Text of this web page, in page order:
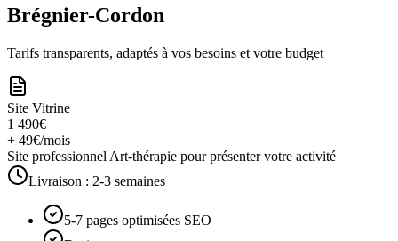
Brégnier-Cordon
Tarifs transparents, adaptés à vos besoins et votre budget
Site Vitrine
1 490€
+ 49€/mois
Site professionnel Art-thérapie pour présenter votre activité
Livraison : 2-3 semaines
5-7 pages optimisées SEO